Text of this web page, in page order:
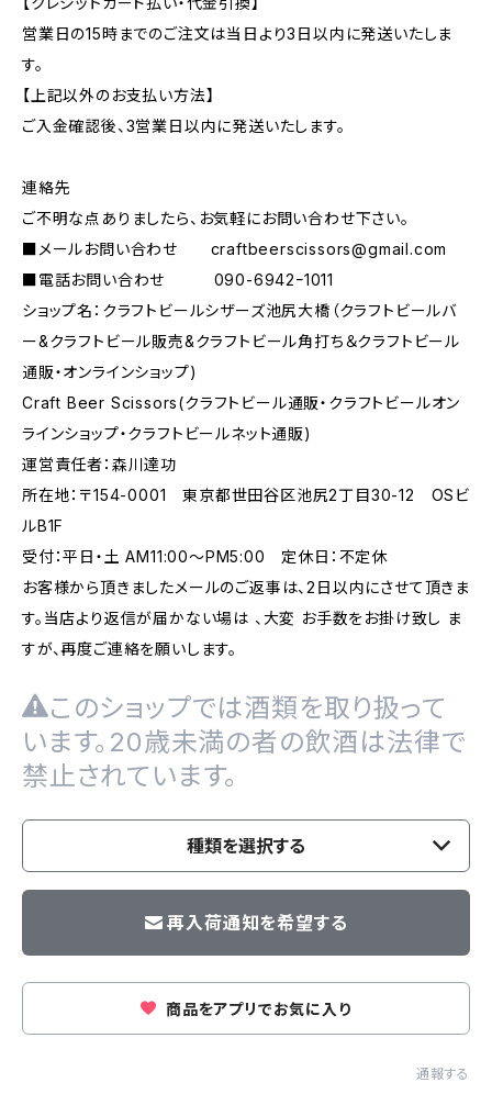
営業日の15時までのご注文は当日より3日以内に発送いたしま
す。
【上記以外のお支払い方法】
ご入金確認後、3営業日以内に発送いたします。
連絡先
ご不明な点ありましたら、お気軽にお問い合わせ下さい。
■メールお問い合わせ craftbeerscissors@gmail.com
■電話お問い合わせ 090-6942ｰ1011
ショップ名：クラフトビールシザーズ池尻大橋（クラフトビールバ
ー&クラフトビール販売&クラフトビール角打ち＆クラフトビール
通販・オンラインショップ)
Craft Beer Scissors(クラフトビール通販・クラフトビールオン
ラインショップ・クラフトビールネット通販)
運営責任者：森川達功
所在地：〒154-0001 東京都世田谷区池尻2丁目30-12 OSビ
ルB1F
受付：平日・土 AM11:00～PM5:00 定休日：不定休
お客様から頂きましたメールのご返事は、2日以内にさせて頂きま
す。当店より返信が届かない場は 、大変 お手数をお掛け致し ま
すが、再度ご連絡を願いします。
このショップでは酒類を取り扱って
います。20歳未満の者の飲酒は法律で
禁止されています。
種類を選択する
再入荷通知を希望する
商品をアプリでお気に入り
通報する